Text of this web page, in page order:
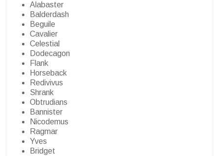
Alabaster
Balderdash
Beguile
Cavalier
Celestial
Dodecagon
Flank
Horseback
Redivivus
Shrank
Obtrudians
Bannister
Nicodemus
Ragmar
Yves
Bridget